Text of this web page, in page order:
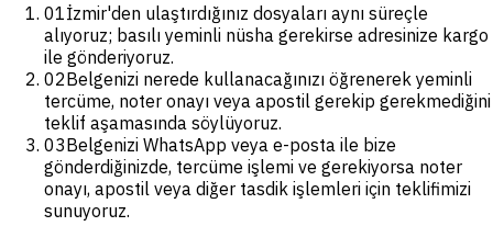
01İzmir'den ulaştırdığınız dosyaları aynı süreçle
alıyoruz; basılı yeminli nüsha gerekirse adresinize kargo
ile gönderiyoruz.
02Belgenizi nerede kullanacağınızı öğrenerek yeminli
tercüme, noter onayı veya apostil gerekip gerekmediğini
teklif aşamasında söylüyoruz.
03Belgenizi WhatsApp veya e-posta ile bize
gönderdiğinizde, tercüme işlemi ve gerekiyorsa noter
onayı, apostil veya diğer tasdik işlemleri için teklifimizi
sunuyoruz.